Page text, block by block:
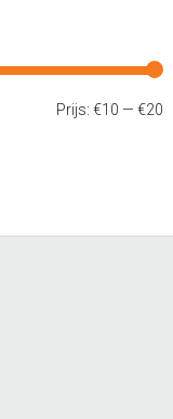
Prijs:€10 —€20